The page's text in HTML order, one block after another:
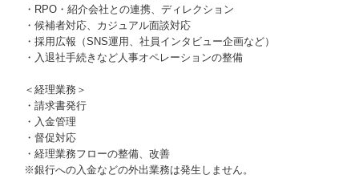
・RPO・紹介会社との連携、ディレクション
・候補者対応、カジュアル面談対応
・採用広報（SNS運用、社員インタビュー企画など）
・入退社手続きなど人事オペレーションの整備
＜経理業務＞
・請求書発行
・入金管理
・督促対応
・経理業務フローの整備、改善
※銀行への入金などの外出業務は発生しません。